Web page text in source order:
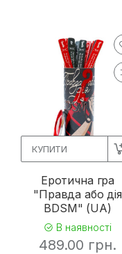
КУПИТИ
Еротична гра
"Правда або дія
BDSM" (UA)
В наявності
489.00 грн.